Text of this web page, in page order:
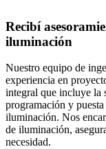
Recibí
iluminación
Nuestro equipo de
experiencia en
integral que incluye la
programación y
iluminación. Nos
de iluminación,
necesidad.